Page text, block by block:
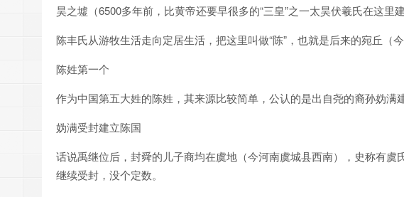
昊之墟（6500多年前，比黄帝还要早很多的“三皇”之一太昊伏羲氏在这里
陈丰氏从游牧生活走向定居生活，把这里叫做“陈”，也就是后来的宛丘（今
陈姓第一个
作为中国第五大姓的陈姓，其来源比较简单，公认的是出自尧的裔孙妫满
妫满受封建立陈国
话说禹继位后，封舜的儿子商均在虞地（今河南虞城县西南），史称有
继续受封，没个定数。